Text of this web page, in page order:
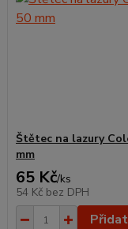
Štětec na lazury
mm
65 Kč/ks
54 Kč bez DPH